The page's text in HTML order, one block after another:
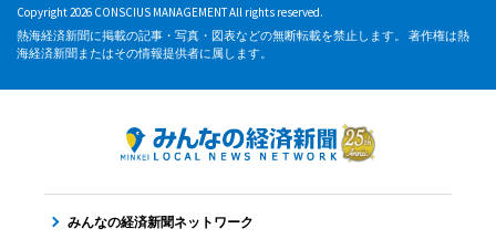
Copyright 2026 CONSCIUS MANAGEMENT All rights reserved.
熱海経済新聞に掲載の記事・写真・図表などの無断転載を禁止します。 著作権は熱
海経済新聞またはその情報提供者に属します。
みんなの経済新聞ネットワーク